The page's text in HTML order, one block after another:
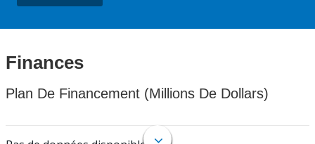
Finances
Plan De Financement (Millions De Dollars)